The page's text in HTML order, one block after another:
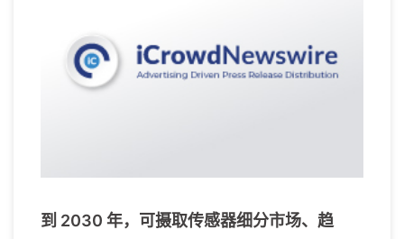
到 2030 年，可摄取传感器细分市场、趋